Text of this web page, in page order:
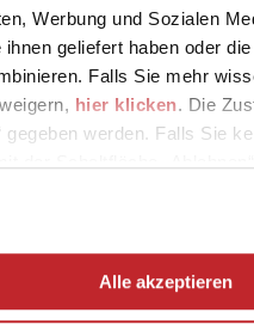
Werbung und Sozialen
geliefert haben oder
Falls Sie mehr
hier klicken. Die
gegeben werden. Falls Sie
Alle akzeptieren